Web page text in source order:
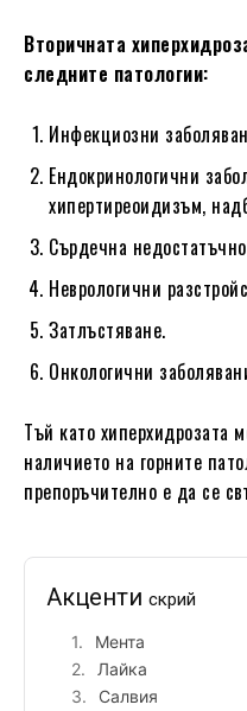
Вторичната
следните патологии:
Инфекциозни
Ендокринологични
хипертиреоидизъм,
Сърдечна
Неврологични
Затлъстяване.
Онкологични
Тъй като хиперхидрозата
наличието на горните
препоръчително е да се
Акценти скрий
Мента
Лайка
Салвия